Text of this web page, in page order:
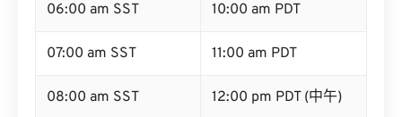
06:00 am SST 10:00 am PDT
07:00 am SST 11:00 am PDT
08:00 am SST 12:00 pm PDT (中午)